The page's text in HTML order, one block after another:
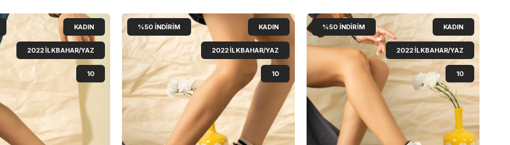
KADIN
2022 İLKBAHAR/YAZ
10
%50 İNDIRIM KADIN
2022 İLKBAHAR/YAZ
10
%50 İNDIRIM KADIN
2022 İLKBAHAR/YAZ
10